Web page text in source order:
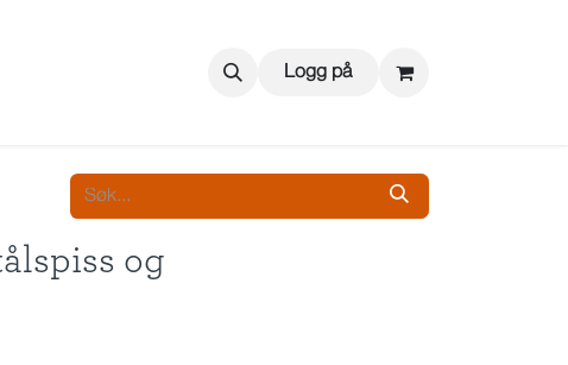
Logg på
og